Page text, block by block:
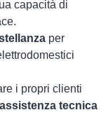
capacità di
per
i propri clienti
tecnica